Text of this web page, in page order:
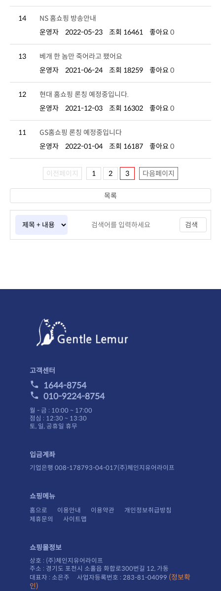
14
NS 홈쇼핑 방송안내
운영자
2022-05-23 조회 16461 좋아요 0
13
베개 한 놈만 죽어라고 팼어요
운영자
2021-06-24 조회 18259 좋아요 0
12
현대 홈쇼핑 론칭 예정중입니다.
운영자
2021-12-03 조회 16302 좋아요 0
11
GS홈쇼핑 론칭 예정중입니다
운영자
2022-01-04 조회 16187 좋아요 0
이전페이지 1 2 3 다음페이지
검색
목록
고객센터
1644-8754
010-9224-8754
월 - 금 : 10:00 ~ 17:00
점심 : 12:30 ~ 13:30
토, 일, 공휴일 휴무
입금계좌
기업은행 008-178793-04-017(주)체인지유어라이프
쇼핑메뉴
홈으로 이용안내 이용약관
개인정보취급방침
제휴문의
사이트맵
쇼핑몰정보
상호 : (주)체인지유어라이프
주소 : 경기도 포천시 소홀읍 화합로300번길 12, 가동
대표자 : 소은주 사업자등록번호 : 283-81-04099
인)